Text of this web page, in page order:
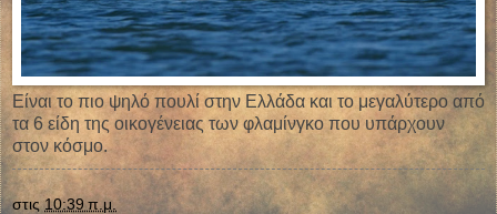
Είναι το πιο ψηλό πουλί στην Ελλάδα και το μεγαλύτερο από
τα 6 είδη της οικογένειας των φλαμίνγκο που υπάρχουν
στον κόσμο.
στις10:39 π.μ.